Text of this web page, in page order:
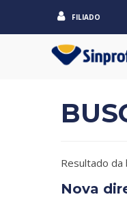
FILIADO
Resultado da
Nova